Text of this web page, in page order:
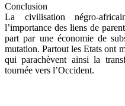
Conclusion
La civilisation négro-
l’importance des liens de
part par une économie de
mutation. Partout les Etats ont
qui parachèvent ainsi la
tournée vers l’Occident.